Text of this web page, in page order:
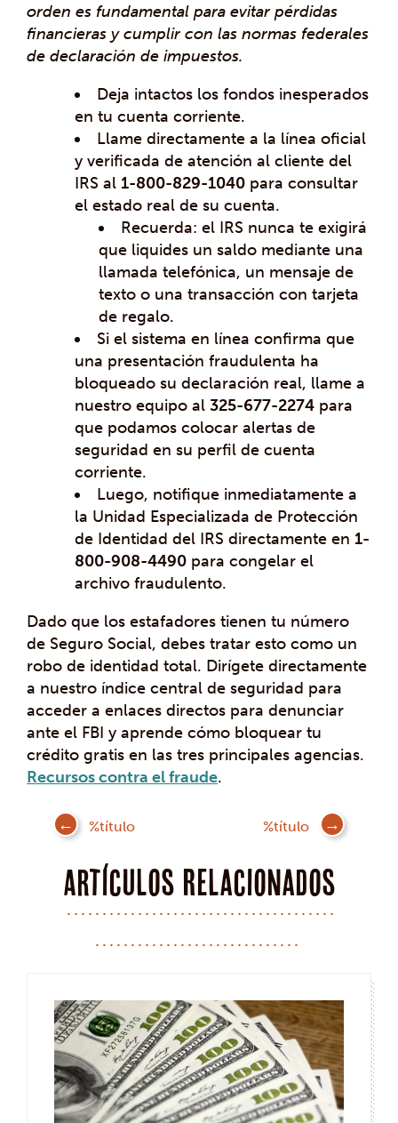
orden es fundamental para evitar pérdidas
financieras y cumplir con las normas federales
de declaración de impuestos.
Deja intactos los fondos inesperados
en tu cuenta corriente.
Llame directamente a la línea oficial
y verificada de atención al cliente del
IRS al 1-800-829-1040 para consultar
el estado real de su cuenta.
Recuerda: el IRS nunca te exigirá
que liquides un saldo mediante una
llamada telefónica, un mensaje de
texto o una transacción con tarjeta
de regalo.
Si el sistema en línea confirma que
una presentación fraudulenta ha
bloqueado su declaración real, llame a
nuestro equipo al 325-677-2274 para
que podamos colocar alertas de
seguridad en su perfil de cuenta
corriente.
Luego, notifique inmediatamente a
la Unidad Especializada de Protección
de Identidad del IRS directamente en 1-
800-908-4490 para congelar el
archivo fraudulento.
Dado que los estafadores tienen tu número
de Seguro Social, debes tratar esto como un
robo de identidad total. Dirígete directamente
a nuestro índice central de seguridad para
acceder a enlaces directos para denunciar
ante el FBI y aprende cómo bloquear tu
crédito gratis en las tres principales agencias.
Recursos contra el fraude.
Mensaje
navegación
%título %título
Artículos Relacionados